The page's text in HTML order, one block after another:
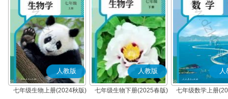
人教版
七年级生物上册(2024秋版)
人教版
七年级生物下册(2025春版)
人
七年级数学上册